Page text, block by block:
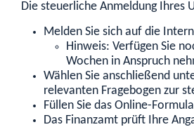
Die steuerliche Anmeldung Ihres
Melden Sie sich auf die
Hinweis: Verfügen Sie
Wochen in Anspruch
Wählen Sie anschließend
relevanten Fragebogen zur
Füllen Sie das Online-
Das Finanzamt prüft Ihre